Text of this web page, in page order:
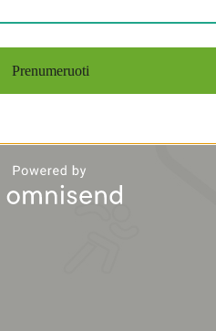
Prenumeruoti